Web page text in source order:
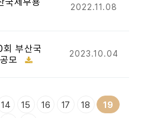
2022.11.08
부산국
모
2023.10.04
14 15 16 17 18 19